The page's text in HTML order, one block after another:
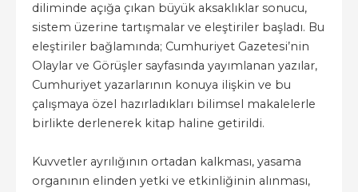
diliminde açığa çıkan büyük aksaklıklar sonucu,
sistem üzerine tartışmalar ve eleştiriler başladı. Bu
eleştiriler bağlamında; Cumhuriyet Gazetesi’nin
Olaylar ve Görüşler sayfasında yayımlanan yazılar,
Cumhuriyet yazarlarının konuya ilişkin ve bu
çalışmaya özel hazırladıkları bilimsel makalelerle
birlikte derlenerek kitap haline getirildi.
Kuvvetler ayrılığının ortadan kalkması, yasama
organının elinden yetki ve etkinliğinin alınması,